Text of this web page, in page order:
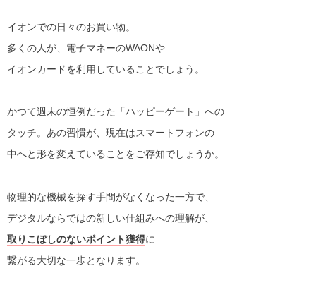
イオンでの日々のお買い物。
多くの人が、電子マネーのWAONや
イオンカードを利用していることでしょう。
かつて週末の恒例だった「ハッピーゲート」への
タッチ。あの習慣が、現在はスマートフォンの
中へと形を変えていることをご存知でしょうか。
物理的な機械を探す手間がなくなった一方で、
デジタルならではの新しい仕組みへの理解が、
取りこぼしのないポイント獲得に
繋がる大切な一歩となります。